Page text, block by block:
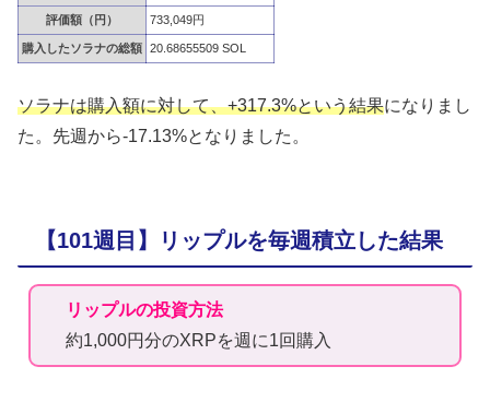
評価額（円） 733,049円
購入したソラナの総額 20.68655509 SOL
ソラナは購入額に対して、+317.3%という結果になりまし
た。先週から-17.13%となりました。
【101週目】リップルを毎週積立した結果
リップルの投資方法
約1,000円分のXRPを週に1回購入